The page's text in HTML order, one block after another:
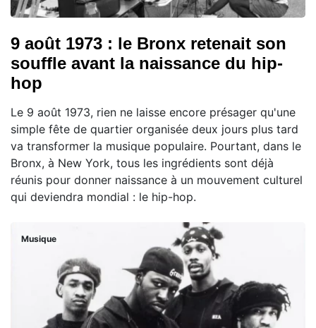
9 août 1973 : le Bronx retenait son
souffle avant la naissance du hip-
hop
Le 9 août 1973, rien ne laisse encore présager qu'une
simple fête de quartier organisée deux jours plus tard
va transformer la musique populaire. Pourtant, dans le
Bronx, à New York, tous les ingrédients sont déjà
réunis pour donner naissance à un mouvement culturel
qui deviendra mondial : le hip-hop.
Musique